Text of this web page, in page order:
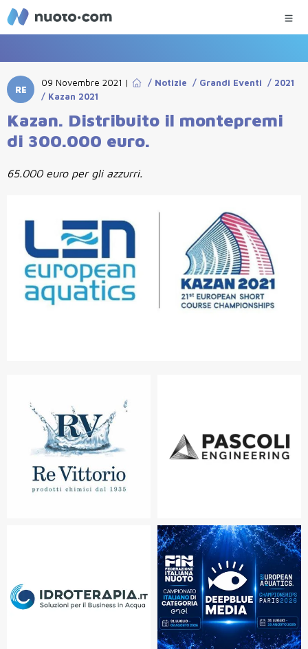
RE
09 Novembre 2021 | / Notizie / Grandi Eventi / 2021
/ Kazan 2021
Kazan. Distribuito il montepremi
di 300.000 euro.
65.000 euro per gli azzurri.